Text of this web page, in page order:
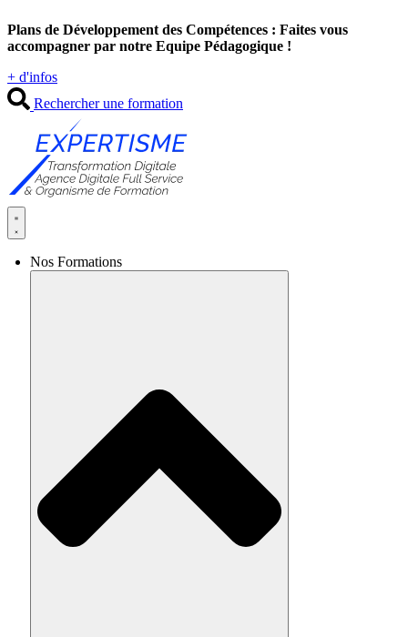
au
contenu
Plans de Développement des Compétences : Faites vous
accompagner par notre Equipe Pédagogique !
+ d'infos
Rechercher une formation
Nos Formations